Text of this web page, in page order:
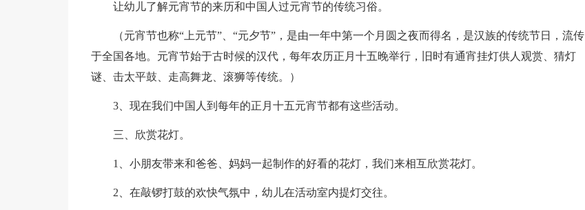
让幼儿了解元宵节的来历和中国人过元宵节的传统习俗。
（元宵节也称“上元节”、“元夕节”，是由一年中第一个月圆之夜而得名，是汉族的传统节日，流传
于全国各地。元宵节始于古时候的汉代，每年农历正月十五晚举行，旧时有通宵挂灯供人观赏、猜灯
谜、击太平鼓、走高舞龙、滚狮等传统。）
3、现在我们中国人到每年的正月十五元宵节都有这些活动。
三、欣赏花灯。
1、小朋友带来和爸爸、妈妈一起制作的好看的花灯，我们来相互欣赏花灯。
2、在敲锣打鼓的欢快气氛中，幼儿在活动室内提灯交往。